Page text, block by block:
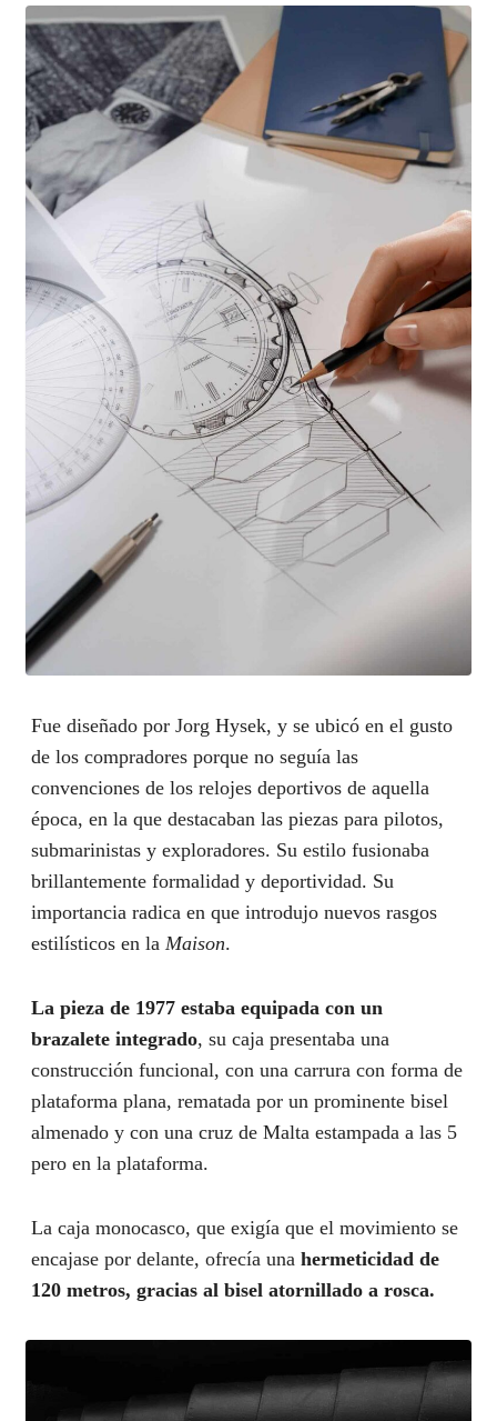
Fue diseñado por Jorg Hysek, y se ubicó en el gusto
de los compradores porque no seguía las
convenciones de los relojes deportivos de aquella
época, en la que destacaban las piezas para pilotos,
submarinistas y exploradores. Su estilo fusionaba
brillantemente formalidad y deportividad. Su
importancia radica en que introdujo nuevos rasgos
estilísticos en la Maison.
La pieza de 1977 estaba equipada con un
brazalete integrado, su caja presentaba una
construcción funcional, con una carrura con forma de
plataforma plana, rematada por un prominente bisel
almenado y con una cruz de Malta estampada a las 5
pero en la plataforma.
La caja monocasco, que exigía que el movimiento se
encajase por delante, ofrecía una hermeticidad de
120 metros, gracias al bisel atornillado a rosca.